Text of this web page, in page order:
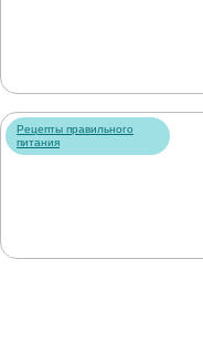
Рецепты правильного
питания